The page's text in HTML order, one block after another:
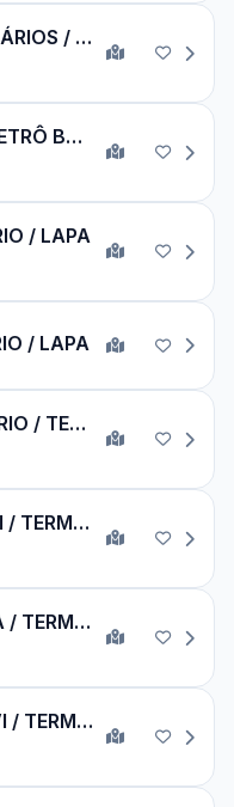
CONJ. DOS BANCÁRIOS / METRÔ JD. SÃO PAULO
JD. FONTÁLIS / METRÔ BARRA FUNDA
/ LAPA
/ LAPA
CONEXÃO VL. IÓRIO / TERM. PINHEIROS
METRÔ TUCURUVI / TERM. PQ. D. PEDRO II
METRÔ SANTANA / TERM. PINHEIROS
METRÔ TUCURUVI / TERM. PQ. D. PEDRO II